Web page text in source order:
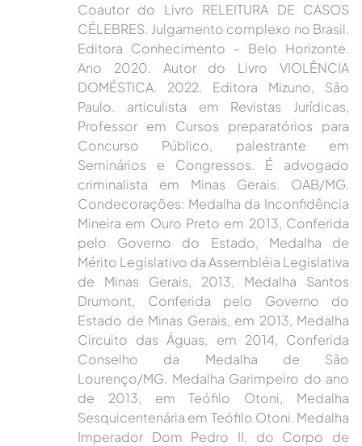
Coautor do Livro RELEITURA DE CASOS
CÉLEBRES. Julgamento complexo no Brasil.
Editora Conhecimento - Belo Horizonte.
Ano 2020. Autor do Livro VIOLÊNCIA
DOMÉSTICA. 2022. Editora Mizuno, São
Paulo. articulista em Revistas Jurídicas,
Professor em Cursos preparatórios para
Concurso Público, palestrante em
Seminários e Congressos. É advogado
criminalista em Minas Gerais. OAB/MG.
Condecorações: Medalha da Inconfidência
Mineira em Ouro Preto em 2013, Conferida
pelo Governo do Estado, Medalha de
Mérito Legislativo da Assembléia Legislativa
de Minas Gerais, 2013, Medalha Santos
Drumont, Conferida pelo Governo do
Estado de Minas Gerais, em 2013, Medalha
Circuito das Águas, em 2014, Conferida
Conselho da Medalha de São
Lourenço/MG. Medalha Garimpeiro do ano
de 2013, em Teófilo Otoni, Medalha
Sesquicentenária em Teófilo Otoni. Medalha
Imperador Dom Pedro II, do Corpo de